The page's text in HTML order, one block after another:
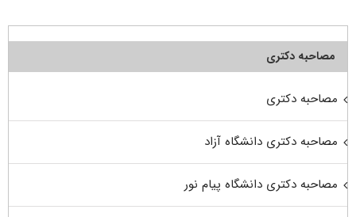
مصاحبه دکتری
مصاحبه دکتری
مصاحبه دکتری دانشگاه آزاد
مصاحبه دکتری دانشگاه پیام نور